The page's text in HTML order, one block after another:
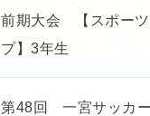
前期大会 【スポーツ
プ】3年生
第48回 一宮サッカ